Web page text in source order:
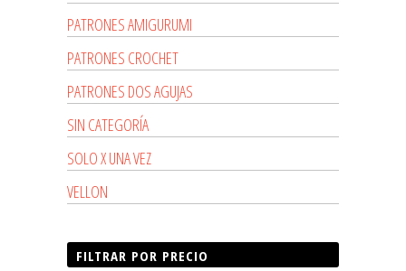
PATRONES AMIGURUMI
PATRONES CROCHET
PATRONES DOS AGUJAS
SIN CATEGORÍA
SOLO X UNA VEZ
VELLON
FILTRAR POR PRECIO